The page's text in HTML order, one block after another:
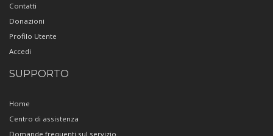
Contatti
Donazioni
Profilo Utente
Accedi
SUPPORTO
Home
Centro di assistenza
Domande frequenti sul servizio